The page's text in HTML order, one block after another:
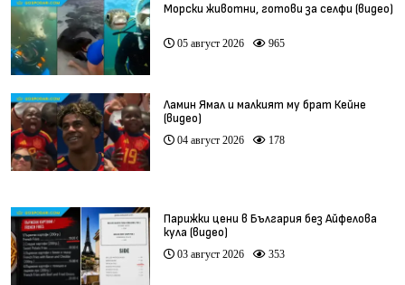
Морски животни, готови за селфи (видео)
05 август 2026 965
Ламин Ямал и малкият му брат Кейне
(видео)
04 август 2026 178
Парижки цени в България без Айфелова
кула (видео)
03 август 2026 353